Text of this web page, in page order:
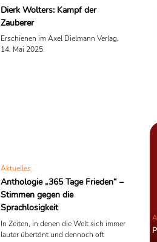
Dierk Wolters: Kampf der
Zauberer
Erschienen im Axel Dielmann Verlag,
14. Mai 2025
Aktuelles
Anthologie „365 Tage Frieden“ –
Stimmen gegen die
Sprachlosigkeit
In Zeiten, in denen die Welt sich immer
lauter übertönt und dennoch oft